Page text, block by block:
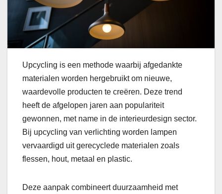
Upcycling is een methode waarbij afgedankte
materialen worden hergebruikt om nieuwe,
waardevolle producten te creëren. Deze trend
heeft de afgelopen jaren aan populariteit
gewonnen, met name in de interieurdesign sector.
Bij upcycling van verlichting worden lampen
vervaardigd uit gerecyclede materialen zoals
flessen, hout, metaal en plastic.
Deze aanpak combineert duurzaamheid met